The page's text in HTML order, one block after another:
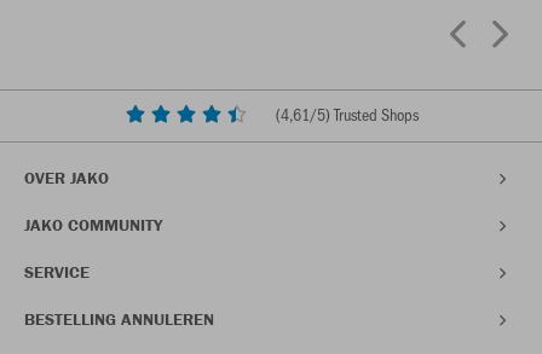
(4,61/5) Trusted Shops
OVER JAKO
JAKO COMMUNITY
SERVICE
BESTELLING ANNULEREN